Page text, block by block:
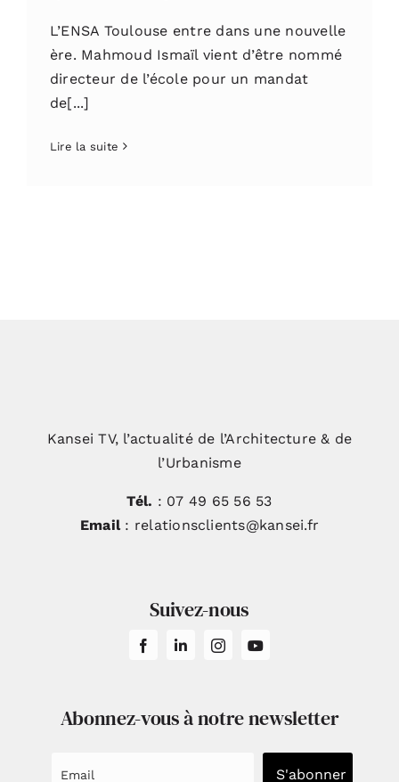
L’ENSA Toulouse entre dans une nouvelle
ère. Mahmoud Ismaïl vient d’être nommé
directeur de l’école pour un mandat
de[...]
Lire la suite
Kansei TV, l’actualité de l’Architecture & de
l’Urbanisme
Tél. : 07 49 65 56 53
Email: relationsclients@kansei.fr
Suivez-nous
Abonnez-vous à notre newsletter
S'abonner